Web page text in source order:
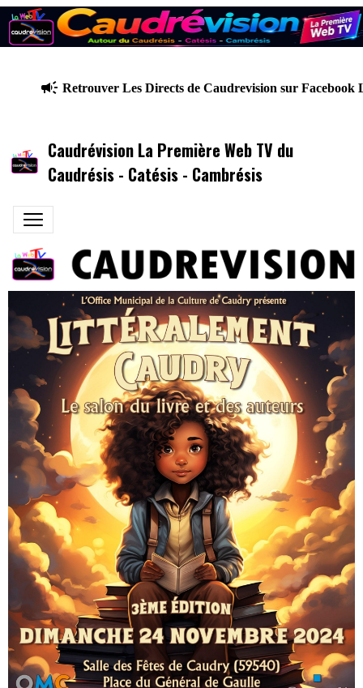
Retrouver Les Directs de Caudrevision sur Facebook
Caudrévision La Première Web TV du
Caudrésis - Catésis - Cambrésis